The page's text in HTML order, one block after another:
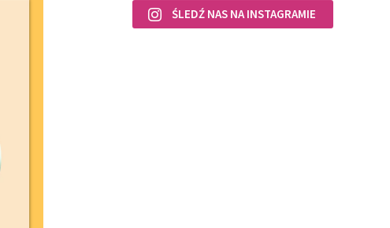
ŚLEDŹ NAS NA INSTAGRAMIE